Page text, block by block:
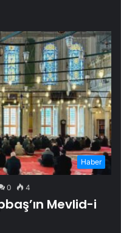
Haber
0 4
Mevlid-i